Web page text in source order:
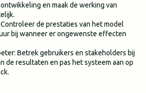
en maak de werking van
de prestaties van het model
bij wanneer er ongewenste effecten
Betrek gebruikers en stakeholders bij
de resultaten en pas het systeem aan op